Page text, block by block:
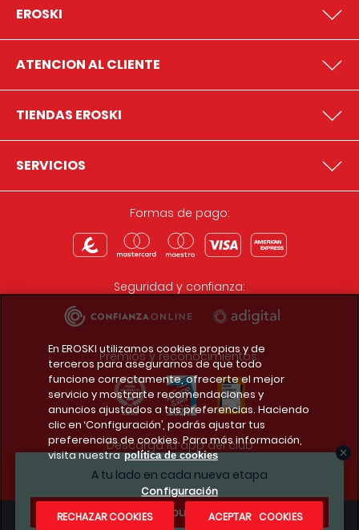
A tu lado en cada nueva etapa
¿Te apuntas?
EROSKI
ATENCION AL CLIENTE
TIENDAS EROSKI
SERVICIOS
Formas de pago:
Seguridad y confianza:
Premios y reconocimientos:
Descarga la app del club
En EROSKI utilizamos cookies propias y de
terceros para asegurarnos de que todo
funcione correctamente, ofrecerte el mejor
servicio y mostrarte recomendaciones y
anuncios ajustados a tus preferencias. Haciendo
clic en ‘Configuración’, podrás ajustar tus
preferencias de cookies. Para más información,
visita nuestra política de cookies
Configuración
RECHAZAR COOKIES
ACEPTAR COOKIES